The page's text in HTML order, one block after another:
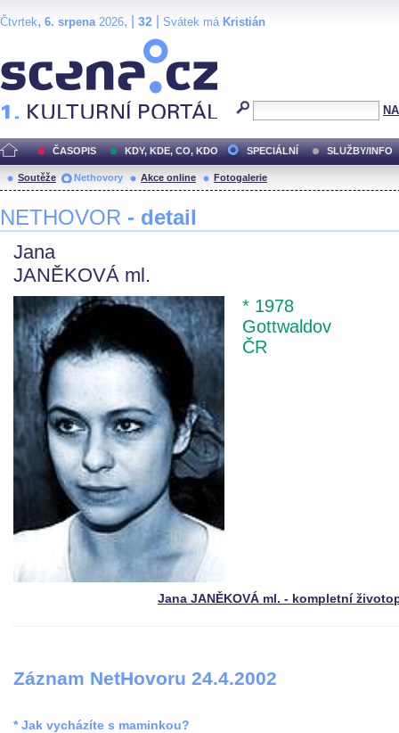
Čtvrtek, 6. srpena2026, | 32 Svátek má Kristián
ČASOPIS KDY, KDE, CO, KDO SPECIÁLNÍ SLUŽBY/INFO
Soutěže Nethovory Akce online Fotogalerie
NETHOVOR - detail
Jana
JANĚKOVÁ ml.
* 1978
Gottwaldov
ČR
Jana JANĚKOVÁ ml. - kompletní
Záznam NetHovoru 24.4.2002
* Jak vycházíte s maminkou?